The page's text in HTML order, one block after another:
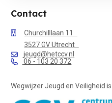
Contact
Churchilllaan 11
3527 GV Utrecht
jeugd@hetccv.nl
06 - 103 20 372
Wegwijzer Jeugd en Veiligheid